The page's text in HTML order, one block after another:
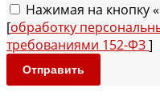
Нажимая на кнопку
[обработку
требованиями 152-ФЗ]
Отправить